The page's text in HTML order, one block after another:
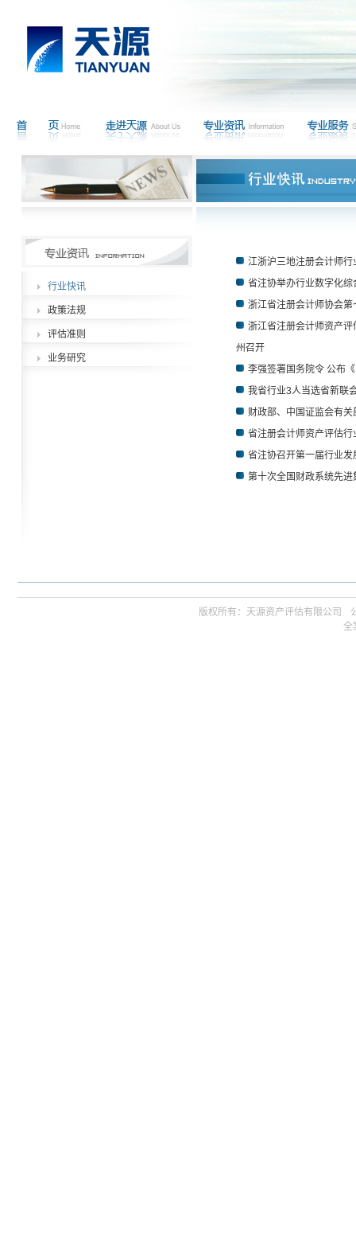
行业快讯
政策法规
评估准则
业务研究
江浙沪三地注册会计师
省注协举办行业数字化
浙江省注册会计师协会
浙江省注册会计师资产
州召开
李强签署国务院令 公布
我省行业3人当选省新联
财政部、中国证监会有
省注册会计师资产评估
省注协召开第一届行业
第十次全国财政系统先
版权所有：天源资产评估有限公司ㅤ
全